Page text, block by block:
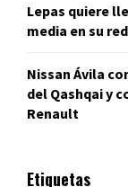
Lepas quiere
media en su
Nissan Ávila
del Qashqai y
Renault
Etiquetas